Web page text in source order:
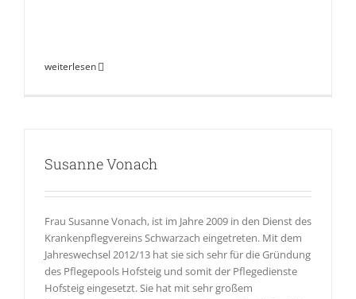
weiterlesen
Susanne Vonach
Frau Susanne Vonach, ist im Jahre 2009 in den Dienst des
Krankenpflegvereins Schwarzach eingetreten. Mit dem
Jahreswechsel 2012/13 hat sie sich sehr für die Gründung
des Pflegepools Hofsteig und somit der Pflegedienste
Hofsteig eingesetzt. Sie hat mit sehr großem